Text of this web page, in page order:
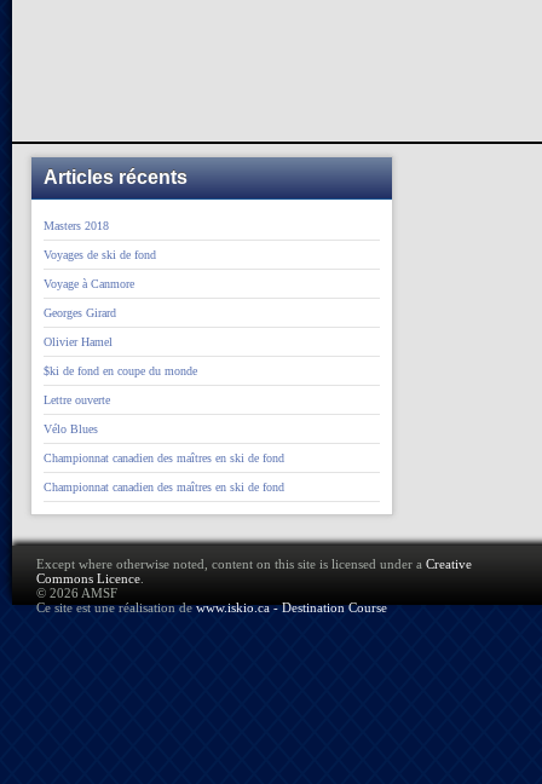
Articles récents
Masters 2018
Voyages de ski de fond
Voyage à Canmore
Georges Girard
Olivier Hamel
$ki de fond en coupe du monde
Lettre ouverte
Vélo Blues
Championnat canadien des maîtres en ski de fond
Championnat canadien des maîtres en ski de fond
Except where otherwise noted, content on this site is licensed under a Creative
Commons Licence
© 2026 AMSF
Ce site est une réalisation dewww.iskio.ca - Destination Course